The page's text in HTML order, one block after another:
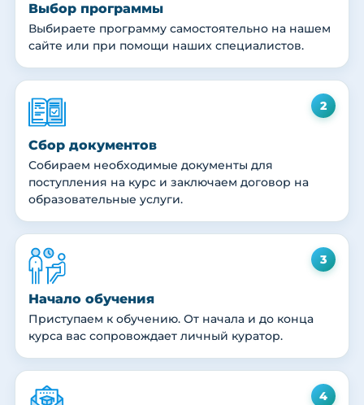
Выбор программы
Выбираете программу самостоятельно на нашем
сайте или при помощи наших специалистов.
2
Сбор документов
Собираем необходимые документы для
поступления на курс и заключаем договор на
образовательные услуги.
3
Начало обучения
Приступаем к обучению. От начала и до конца
курса вас сопровождает личный куратор.
4